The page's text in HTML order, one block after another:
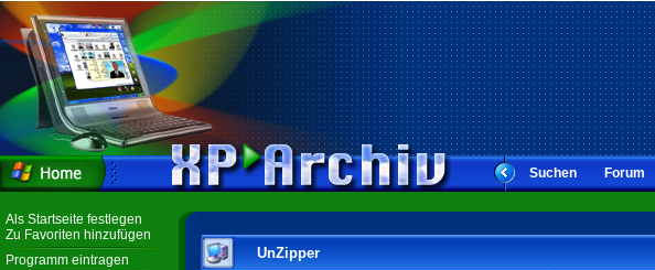
Suchen Forum
Als Startseite festlegen
Zu Favoriten hinzufügen
Programm eintragen
UnZipper